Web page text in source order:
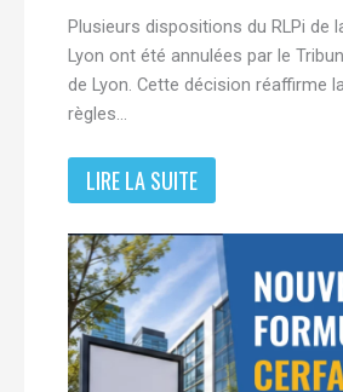
Plusieurs dispositions du RLPi de
Lyon ont été annulées par le
de Lyon. Cette décision réaffirme
règles…
LIRE LA SUITE